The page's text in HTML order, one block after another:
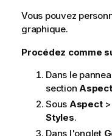
Vous pouvez
graphique.
Procédez comme
Dans le
section Aspect
Sous Aspect>
Styles.
Dans l'onglet